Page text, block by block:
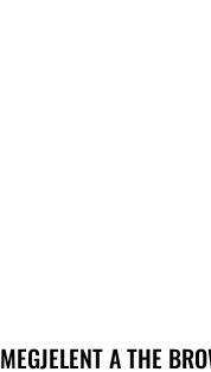
MEGJELENT A THE